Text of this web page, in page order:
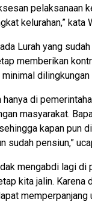
pelaksanaan
kelurahan,” kata
Lurah yang
memberikan
hanya di
masyarakat.
kapan pun
sudah pensiun,”
mengabdi lagi di
kita jalin. Karena
memperpanjang